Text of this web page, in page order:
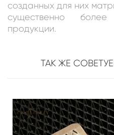
созданных для них
существенно
продукции.
ТАК ЖЕ